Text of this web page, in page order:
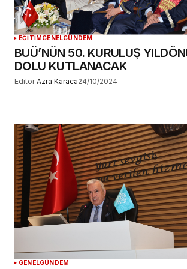
YORUM GÖNDER
EĞİTİMGENELGÜNDEM
BUÜ’NÜN 50. KURULUŞ
DOLU KUTLANACAK
Editör Azra Karaca24/10/2024
GENELGÜNDEM